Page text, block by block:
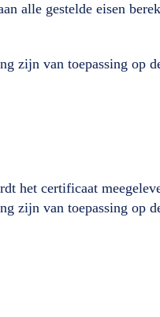
alle gestelde eisen
zijn van toepassing op
het certificaat
zijn van toepassing op